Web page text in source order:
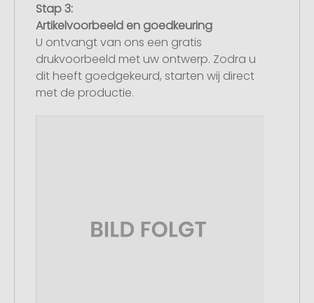
Stap 3:
Artikelvoorbeeld en goedkeuring
U ontvangt van ons een gratis
drukvoorbeeld met uw ontwerp. Zodra u
dit heeft goedgekeurd, starten wij direct
met de productie.